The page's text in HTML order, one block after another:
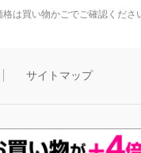
は買い物かごでご確認くださ
サイトマップ